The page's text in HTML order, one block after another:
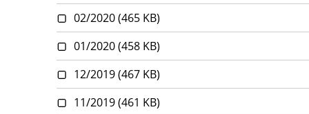
02/2020(465 KB)
01/2020(458 KB)
12/2019(467 KB)
11/2019(461 KB)